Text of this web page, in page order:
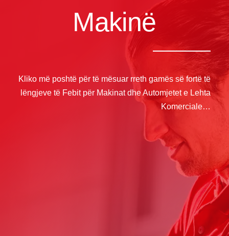
Makinë
Kliko më poshtë për të mësuar rreth gamës së fortë të
lëngjeve të Febit për Makinat dhe Automjetet e Lehta
Komerciale…